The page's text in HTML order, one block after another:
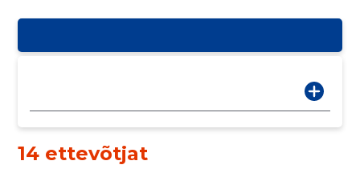
14 ettevõtjat